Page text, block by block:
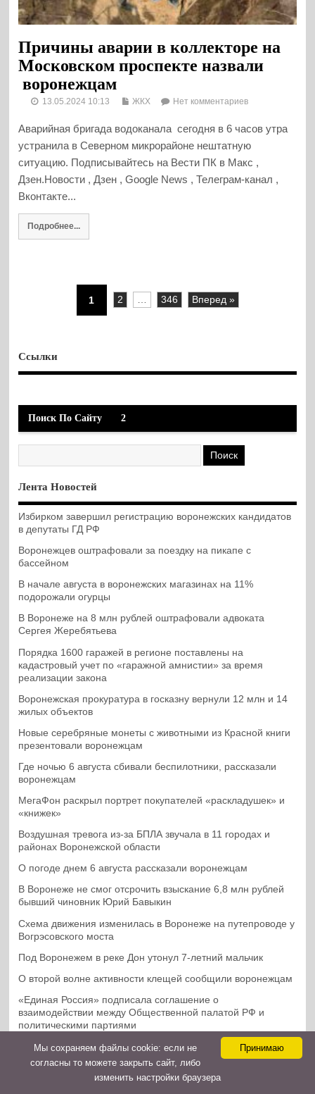
Причины аварии в коллекторе на
Московском проспекте назвали
воронежцам
13.05.2024 10:13 ЖКХ Нет комментариев
Аварийная бригада водоканала сегодня в 6 часов утра
устранила в Северном микрорайоне нештатную
ситуацию. Подписывайтесь на Вести ПК в Макс ,
Дзен.Новости , Дзен , Google News , Телеграм-канал ,
Вконтакте...
Подробнее...
1 2 … 346 Вперед »
Ссылки
Поиск По Сайту 2
Лента Новостей
Избирком завершил регистрацию воронежских кандидатов
в депутаты ГД РФ
Воронежцев оштрафовали за поездку на пикапе с
бассейном
В начале августа в воронежских магазинах на 11%
подорожали огурцы
В Воронеже на 8 млн рублей оштрафовали адвоката
Сергея Жеребятьева
Порядка 1600 гаражей в регионе поставлены на
кадастровый учет по «гаражной амнистии» за время
реализации закона
Воронежская прокуратура в госказну вернули 12 млн и 14
жилых объектов
Новые серебряные монеты с животными из Красной книги
презентовали воронежцам
Где ночью 6 августа сбивали беспилотники, рассказали
воронежцам
МегаФон раскрыл портрет покупателей «раскладушек» и
«книжек»
Воздушная тревога из-за БПЛА звучала в 11 городах и
районах Воронежской области
О погоде днем 6 августа рассказали воронежцам
В Воронеже не смог отсрочить взыскание 6,8 млн рублей
бывший чиновник Юрий Бавыкин
Схема движения изменилась в Воронеже на путепроводе у
Вогрэсовского моста
Под Воронежем в реке Дон утонул 7-летний мальчик
О второй волне активности клещей сообщили воронежцам
«Единая Россия» подписала соглашение о
взаимодействии между Общественной палатой РФ и
политическими партиями
В воронежском райцентре пьяный водитель сбил 5-летнего
велосипедиста
После столкновения легковушки и мотоцикла в Воронеже 2
Принимаю
Мы cохраняем файлы cookie: если не
согласны то можете закрыть сайт, либо
изменить настройки браузера